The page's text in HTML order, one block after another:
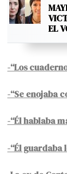
EL
-“Los
-“Se enojaba
-“Él hablaba
-“Él guardaba